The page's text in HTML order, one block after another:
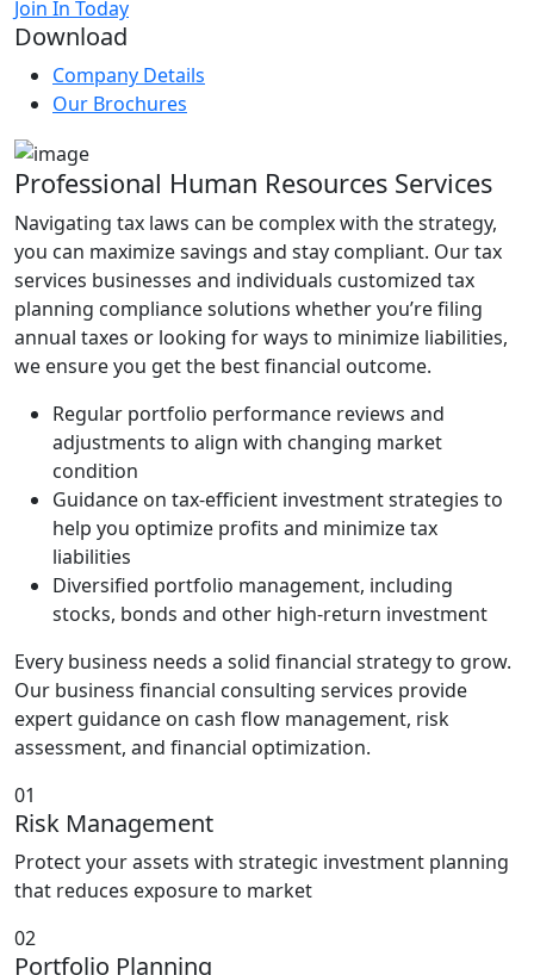
Join In Today
Download
Company Details
Our Brochures
Professional Human Resources Services
Navigating tax laws can be complex with the strategy,
you can maximize savings and stay compliant. Our tax
services businesses and individuals customized tax
planning compliance solutions whether you’re filing
annual taxes or looking for ways to minimize liabilities,
we ensure you get the best financial outcome.
Regular portfolio performance reviews and
adjustments to align with changing market
condition
Guidance on tax-efficient investment strategies to
help you optimize profits and minimize tax
liabilities
Diversified portfolio management, including
stocks, bonds and other high-return investment
Every business needs a solid financial strategy to grow.
Our business financial consulting services provide
expert guidance on cash flow management, risk
assessment, and financial optimization.
01
Risk Management
Protect your assets with strategic investment planning
that reduces exposure to market
02
Portfolio Planning